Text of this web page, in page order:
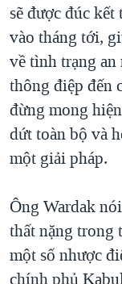
sẽ được đúc
vào tháng tới,
về tình trạng
thông điệp đến
đừng mong
dứt toàn bộ và
một giải pháp.
Ông Wardak
thất nặng trong
một số nhược
chính phủ